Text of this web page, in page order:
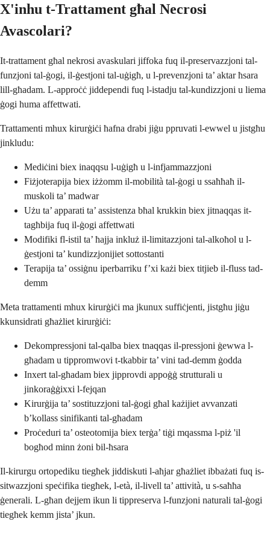
X'inhu t-Trattament għal Necrosi
Avascolari?
It-trattament għal nekrosi avaskulari jiffoka fuq il-preservazzjoni tal-
funzjoni tal-ġogi, il-ġestjoni tal-uġigħ, u l-prevenzjoni ta’ aktar ħsara
lill-għadam. L-approċċ jiddependi fuq l-istadju tal-kundizzjoni u liema
ġogi huma affettwati.
Trattamenti mhux kirurġiċi ħafna drabi jiġu ppruvati l-ewwel u jistgħu
jinkludu:
Mediċini biex inaqqsu l-uġigħ u l-infjammazzjoni
Fiżjoterapija biex iżżomm il-mobilità tal-ġogi u ssaħħaħ il-
muskoli ta’ madwar
Użu ta’ apparati ta’ assistenza bħal krukkin biex jitnaqqas it-
tagħbija fuq il-ġogi affettwati
Modifiki fl-istil ta’ ħajja inkluż il-limitazzjoni tal-alkoħol u l-
ġestjoni ta’ kundizzjonijiet sottostanti
Terapija ta’ ossiġnu iperbarriku f’xi każi biex titjieb il-fluss tad-
demm
Meta trattamenti mhux kirurġiċi ma jkunux suffiċjenti, jistgħu jiġu
kkunsidrati għażliet kirurġiċi:
Dekompressjoni tal-qalba biex tnaqqas il-pressjoni ġewwa l-
għadam u tippromwovi t-tkabbir ta’ vini tad-demm ġodda
Inxert tal-għadam biex jipprovdi appoġġ strutturali u
jinkoraġġixxi l-fejqan
Kirurġija ta’ sostituzzjoni tal-ġogi għal każijiet avvanzati
b’kollass sinifikanti tal-għadam
Proċeduri ta’ osteotomija biex terġa’ tiġi mqassma l-piż 'il
bogħod minn żoni bil-ħsara
Il-kirurgu ortopediku tiegħek jiddiskuti l-aħjar għażliet ibbażati fuq is-
sitwazzjoni speċifika tiegħek, l-età, il-livell ta’ attività, u s-saħħa
ġenerali. L-għan dejjem ikun li tippreserva l-funzjoni naturali tal-ġogi
tiegħek kemm jista’ jkun.